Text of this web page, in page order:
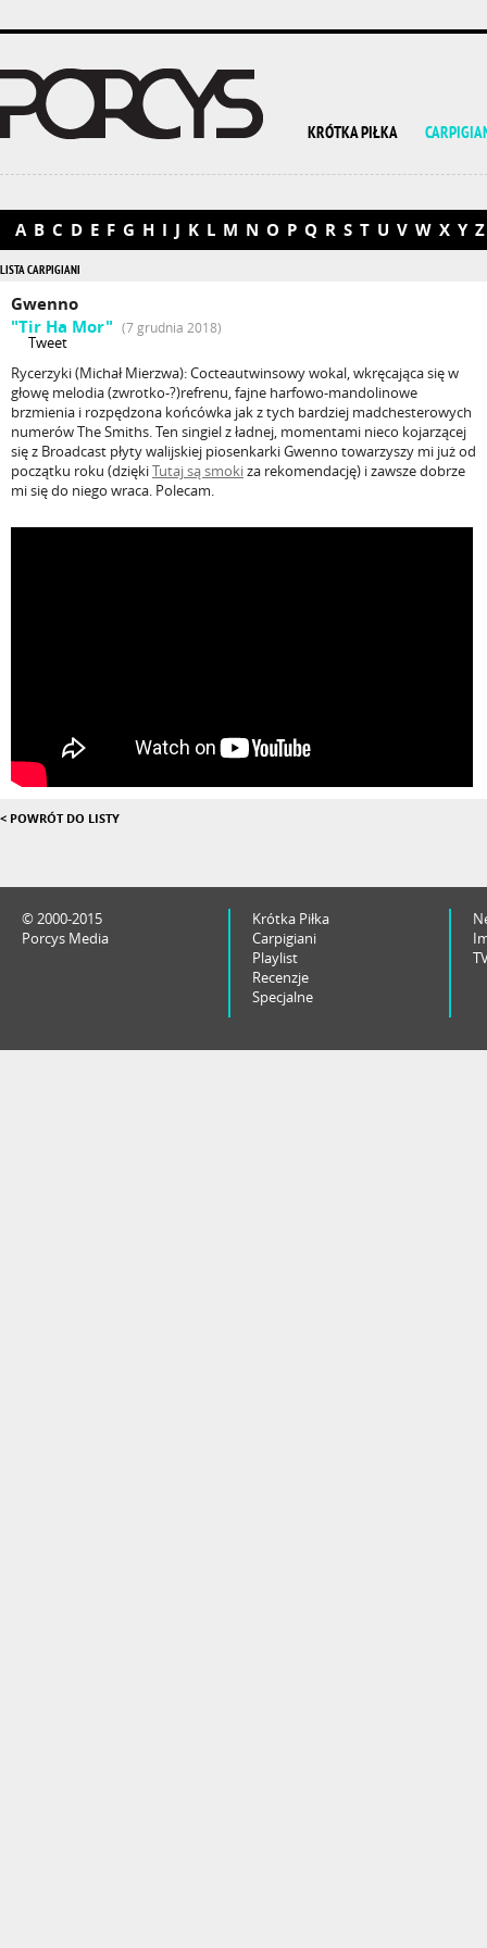
KRÓTKA PIŁKA
A B C D E F G H I J K L M N O P Q R S T U V W X Y Z
LISTA CARPIGIANI
Gwenno
"Tir Ha Mor" (7 grudnia 2018)
Tweet
Rycerzyki (Michał Mierzwa): Cocteautwinsowy wokal, wkręcająca się w
głowę melodia (zwrotko-?)refrenu, fajne harfowo-mandolinowe
brzmienia i rozpędzona końcówka jak z tych bardziej madchesterowych
numerów The Smiths. Ten singiel z ładnej, momentami nieco kojarzącej
się z Broadcast płyty walijskiej piosenkarki Gwenno towarzyszy mi już od
początku roku (dziękiTutaj są smokiza rekomendację) i zawsze dobrze
mi się do niego wraca. Polecam.
< POWRÓT DO LISTY
© 2000-2015
Porcys Media
Krótka Piłka
Carpigiani
Playlist
Recenzje
Specjalne